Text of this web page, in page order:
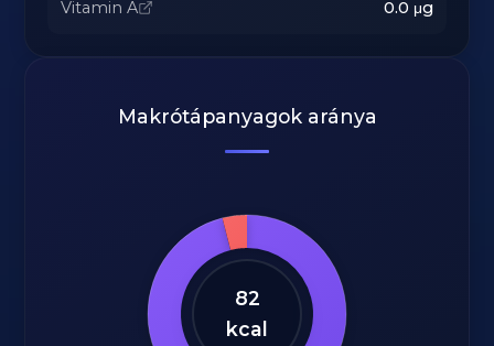
Vitamin A 0.0 μg
Makrótápanyagok aránya
82
kcal